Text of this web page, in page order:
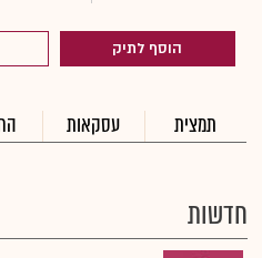
הוסף לתיק
תמצית עסקאות
חדשות